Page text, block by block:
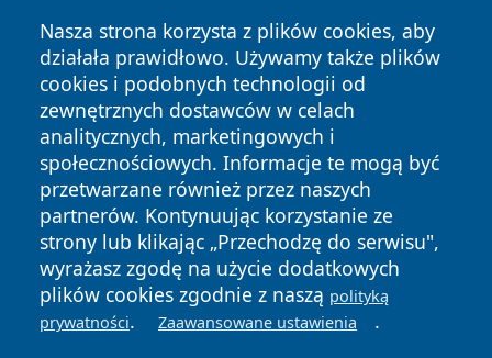
Nasza strona korzysta z plików cookies, aby
działała prawidłowo. Używamy także plików
cookies i podobnych technologii od
zewnętrznych dostawców w celach
analitycznych, marketingowych i
społecznościowych. Informacje te mogą być
przetwarzane również przez naszych
partnerów. Kontynuując korzystanie ze
strony lub klikając „Przechodzę do serwisu",
wyrażasz zgodę na użycie dodatkowych
plików cookies zgodnie z naszą polityką
prywatności. Zaawansowane ustawienia .
Copyright © 2026 zyrardowski24.pl Wszystkie prawa
zastrzeżone.
News Autorzy
Polityka
Prywatności
Polityka
Cookies